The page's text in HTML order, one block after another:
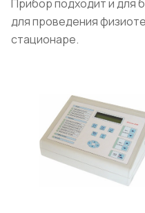
Прибор подходит и для
для проведения
стационаре.